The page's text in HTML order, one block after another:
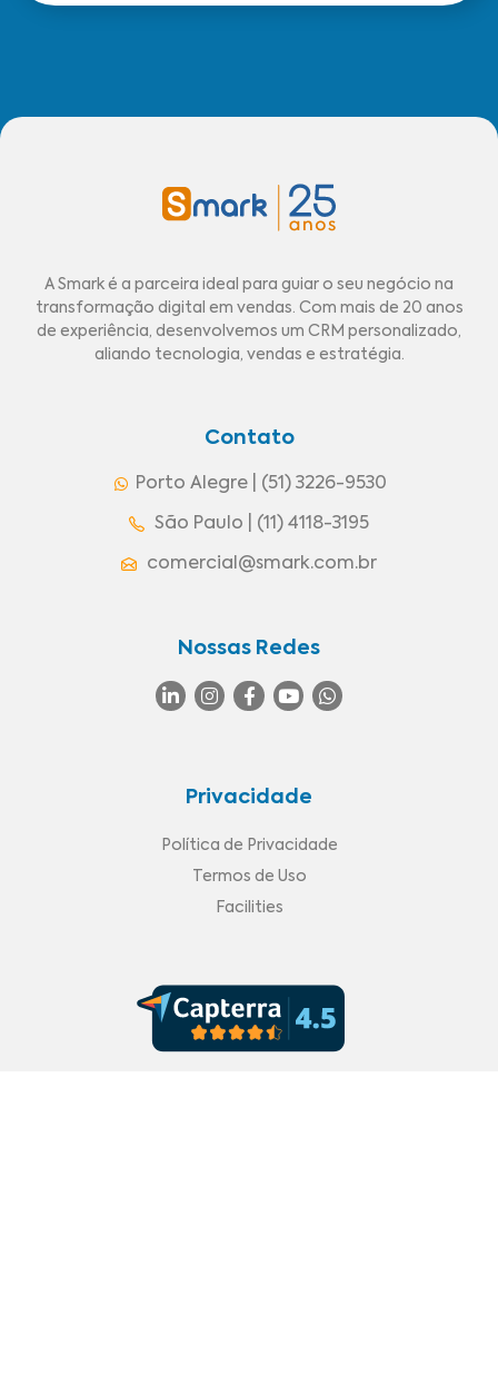
A Smark é a parceira ideal para guiar o seu negócio na
transformação digital em vendas. Com mais de 20 anos
de experiência, desenvolvemos um CRM personalizado,
aliando tecnologia, vendas e estratégia.
Contato
Porto Alegre | (51) 3226-9530
São Paulo | (11) 4118-3195
comercial@smark.com.br
Nossas Redes
Privacidade
Política de Privacidade
Termos de Uso
Facilities